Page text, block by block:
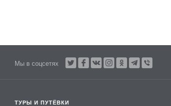
Мы в соцсетях
ТУРЫ И ПУТЁВКИ